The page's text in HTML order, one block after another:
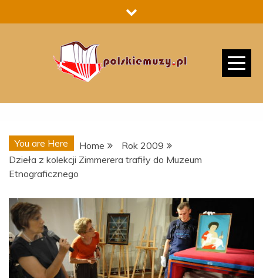
to
You are Here Home
Rok 2009
Dzieła z kolekcji Zimmerera trafiły do Muzeum
Etnograficznego